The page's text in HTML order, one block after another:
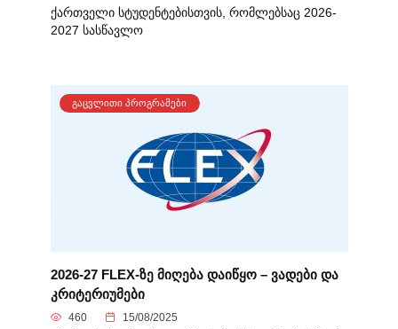
ქართველი სტუდენტებისთვის, რომლებსაც 2026-
2027 სასწავლო
ᲒᲐᲪᲕᲚᲘᲗᲘ ᲞᲠᲝᲒᲠᲐᲛᲔᲑᲘ
2026-27 FLEX-ზე მიღება დაიწყო – ვადები და
კრიტერიუმები
460 15/08/2025